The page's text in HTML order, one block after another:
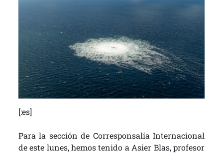
[:es]
Para la sección de Corresponsalía Internacional
de este lunes, hemos tenido a Asier Blas, profesor